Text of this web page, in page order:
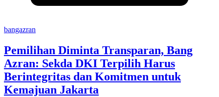
bangazran
Pemilihan Diminta Transparan, Bang
Azran: Sekda DKI Terpilih Harus
Berintegritas dan Komitmen untuk
Kemajuan Jakarta